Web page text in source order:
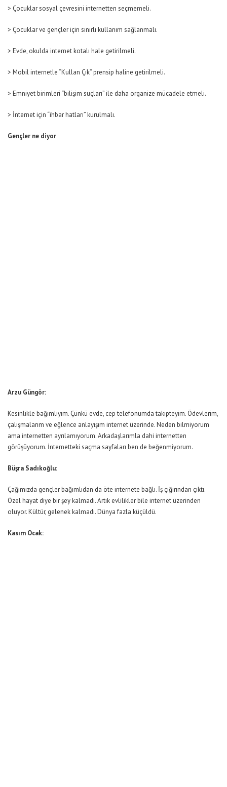
> Çocuklar sosyal çevresini internetten seçmemeli.
> Çocuklar ve gençler için sınırlı kullanım sağlanmalı.
> Evde, okulda internet kotalı hale getirilmeli.
> Mobil internetle “Kullan Çık” prensip haline getirilmeli.
> Emniyet birimleri “bilişim suçları” ile daha organize mücadele etmeli.
> İnternet için “ihbar hatları” kurulmalı.
Gençler ne diyor
Arzu Güngör:
Kesinlikle bağımlıyım. Çünkü evde, cep telefonumda takipteyim. Ödevlerim,
çalışmalarım ve eğlence anlayışım internet üzerinde. Neden bilmiyorum
ama internetten ayrılamıyorum. Arkadaşlarımla dahi internetten
görüşüyorum. İnternetteki saçma sayfaları ben de beğenmiyorum.
Büşra Sadıkoğlu:
Çağımızda gençler bağımlıdan da öte internete bağlı. İş çığırından çıktı.
Özel hayat diye bir şey kalmadı. Artık evlilikler bile internet üzerinden
oluyor. Kültür, gelenek kalmadı. Dünya fazla küçüldü.
Kasım Ocak: